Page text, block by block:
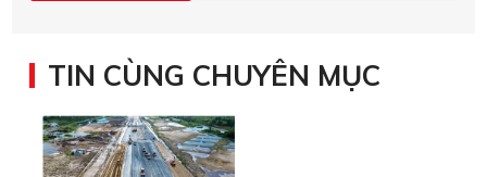
TIN CÙNG CHUYÊN MỤC